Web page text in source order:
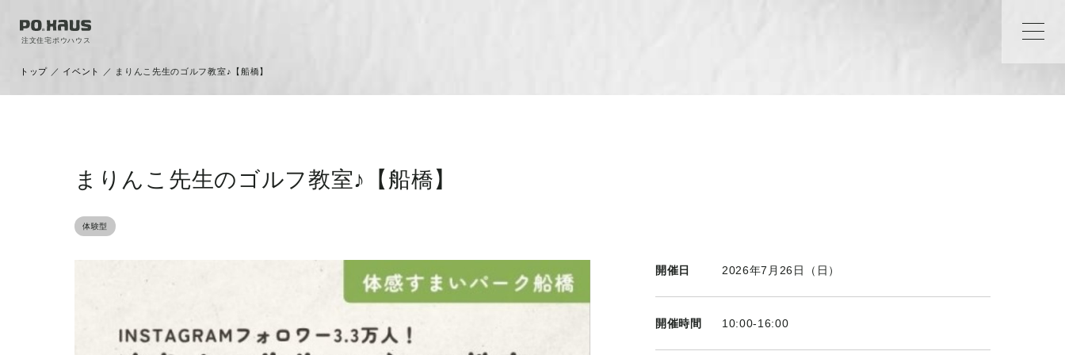
注文住宅ポウハウス
トップ ／ イベント ／ まりんこ先生のゴルフ教室♪【船橋】
まりんこ先生のゴルフ教室♪【船橋】
体験型
開催日 2026年7月26日（日）
開催時間 10:00-16:00